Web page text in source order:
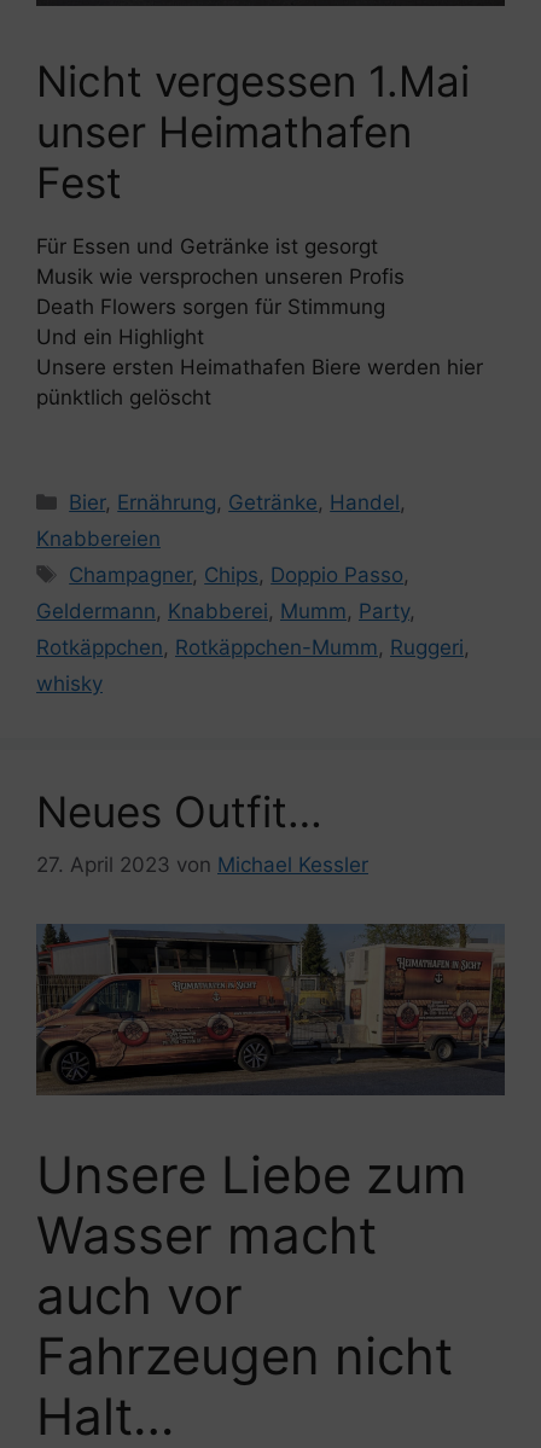
Nicht vergessen 1.Mai
unser Heimathafen
Fest
Für Essen und Getränke ist gesorgt
Musik wie versprochen unseren Profis
Death Flowers sorgen für Stimmung
Und ein Highlight
Unsere ersten Heimathafen Biere werden hier
pünktlich gelöscht
Kategorien
Bier, Ernährung, Getränke, Handel,
Knabbereien
Schlagwörter
Champagner, Chips, Doppio Passo,
Geldermann, Knabberei, Mumm, Party,
Rotkäppchen, Rotkäppchen-Mumm, Ruggeri,
whisky
Neues Outfit…
27. April 2023 von Michael Kessler
Unsere Liebe zum
Wasser macht
auch vor
Fahrzeugen nicht
Halt…